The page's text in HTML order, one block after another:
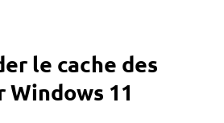
le cache des
11